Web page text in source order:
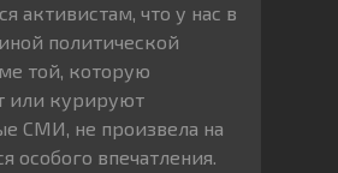
активистам, что у нас в
политической
той, которую
или курируют
СМИ, не произвела на
особого впечатления.